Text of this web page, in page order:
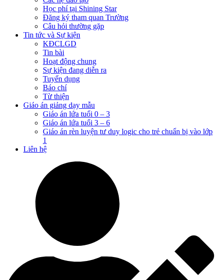
Học phí tại Shining Star
Đăng ký tham quan Trường
Câu hỏi thường gặp
Tin tức và Sự kiện
KĐCLGD
Tin bài
Hoạt động chung
Sự kiện đang diễn ra
Tuyển dụng
Báo chí
Từ thiện
Giáo án giảng dạy mẫu
Giáo án lứa tuổi 0 – 3
Giáo án lứa tuổi 3 – 6
Giáo án rèn luyện tư duy logic cho trẻ chuẩn bị vào lớp
1
Liên hệ